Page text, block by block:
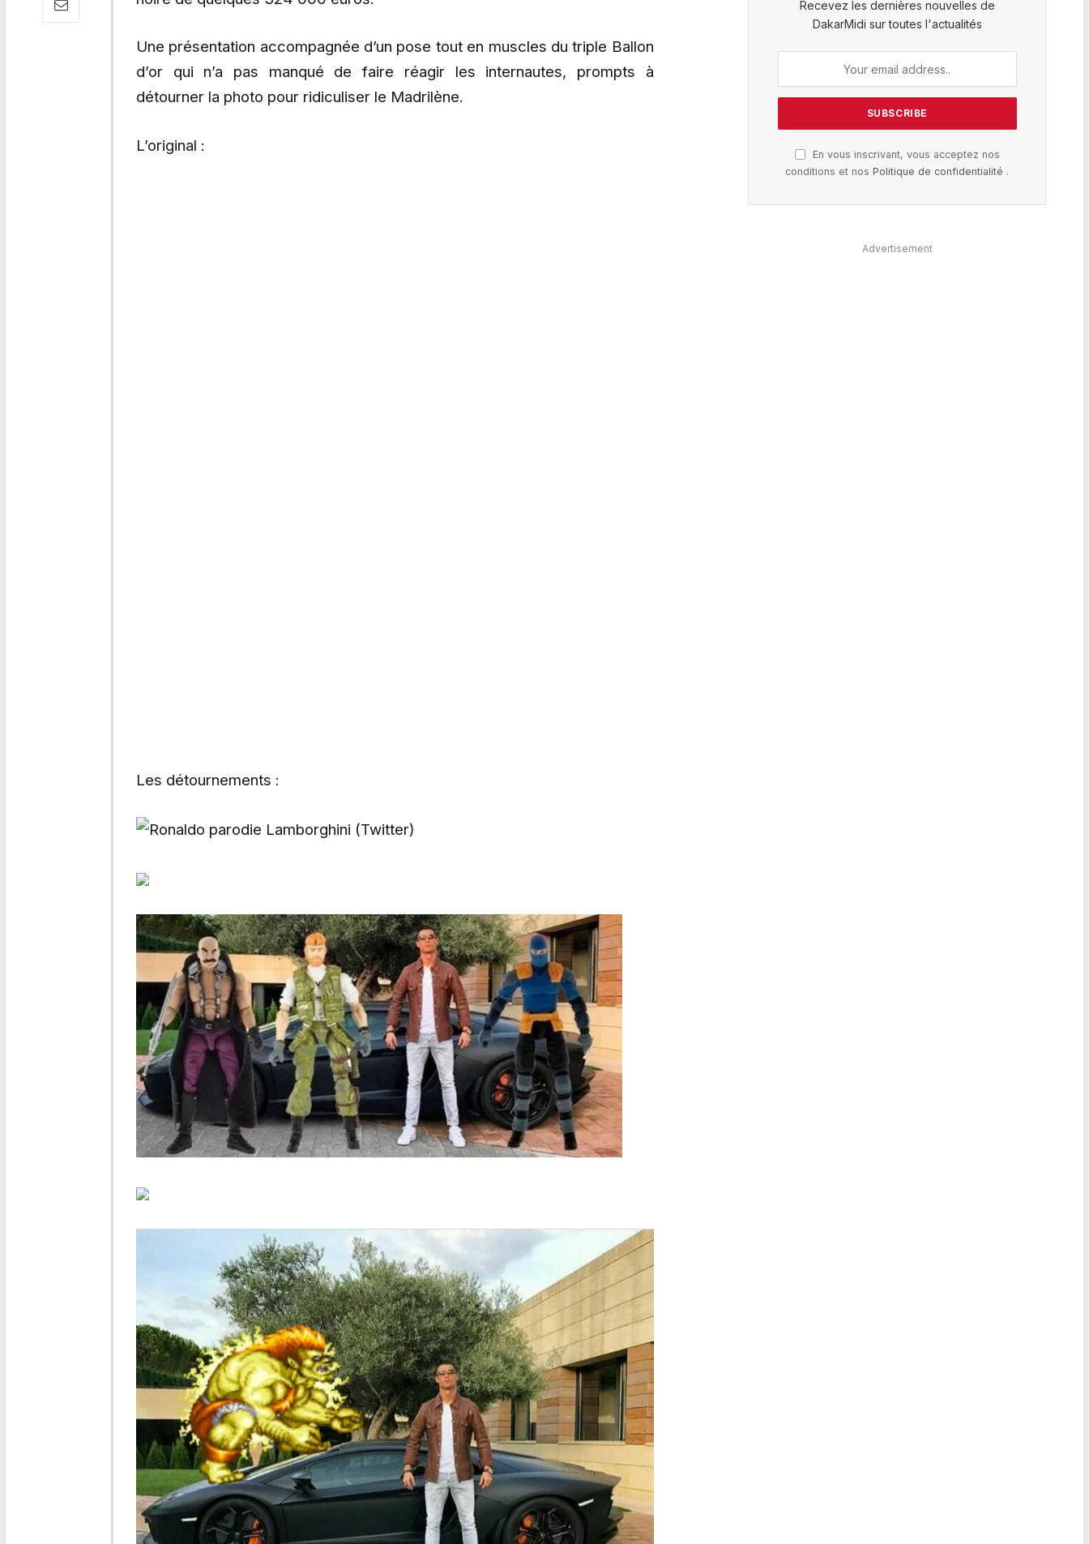
Une présentation accompagnée d’un pose tout en muscles du triple Ballon
d’or qui n’a pas manqué de faire réagir les internautes, prompts à
détourner la photo pour ridiculiser le Madrilène.
L’original :
Les détournements :
Recevez les dernières nouvelles de
DakarMidi sur toutes l'actualités
En vous inscrivant, vous acceptez nos
conditions et nosPolitique de confidentialité .
Advertisement